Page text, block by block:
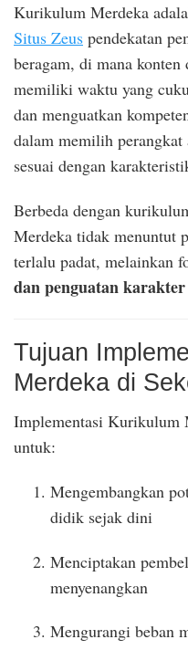
Kurikulum Merdeka
Situs Zeus pendekatan
beragam, di mana
memiliki waktu yang
dan menguatkan
dalam memilih perangkat
sesuai dengan
Berbeda dengan
Merdeka tidak menuntut
terlalu padat, melainkan
dan penguatan
Tujuan
Merdeka di
Implementasi Kurikulum
untuk:
Mengembangkan
didik sejak dini
Menciptakan
menyenangkan
Mengurangi beban